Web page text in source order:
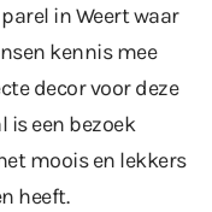
in Weert waar
kennis mee
decor voor deze
is een bezoek
moois en lekkers
heeft.